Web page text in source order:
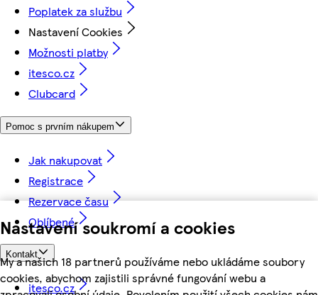
Nastavení soukromí a cookies
My a našich 18 partnerů používáme nebo ukládáme soubory
cookies, abychom zajistili správné fungování webu a
Poplatek za službu
Nastavení Cookies
Možnosti platby
itesco.cz
Clubcard
Pomoc s prvním nákupem
Jak nakupovat
Registrace
Rezervace času
Oblíbené
Kontakt
itesco.cz